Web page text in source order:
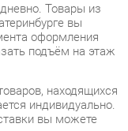
находящихся
индивидуально.
вы можете
а также в
вы можете
от покупки.